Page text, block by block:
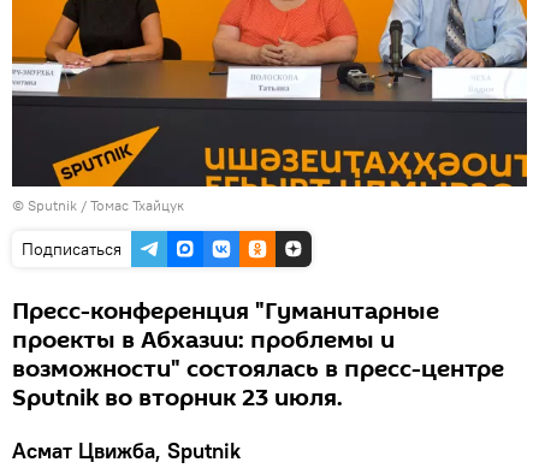
© Sputnik / Томас Тхайцук
Подписаться
Пресс-конференция "Гуманитарные
проекты в Абхазии: проблемы и
возможности" состоялась в пресс-центре
Sputnik во вторник 23 июля.
Асмат Цвижба, Sputnik